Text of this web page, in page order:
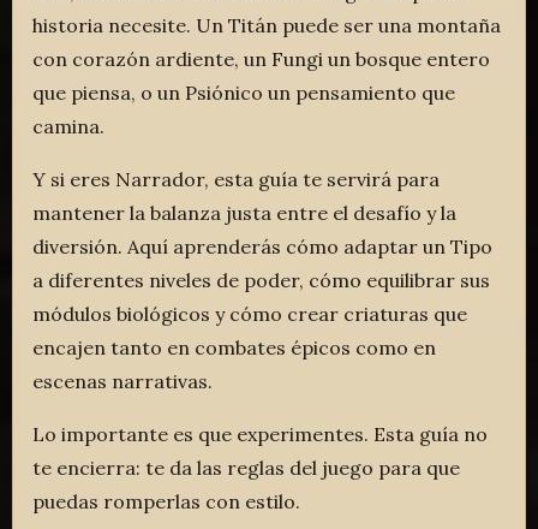
historia necesite. Un Titán puede ser una montaña
con corazón ardiente, un Fungi un bosque entero
que piensa, o un Psiónico un pensamiento que
camina.
Y si eres Narrador, esta guía te servirá para
mantener la balanza justa entre el desafío y la
diversión. Aquí aprenderás cómo adaptar un Tipo
a diferentes niveles de poder, cómo equilibrar sus
módulos biológicos y cómo crear criaturas que
encajen tanto en combates épicos como en
escenas narrativas.
Lo importante es que experimentes. Esta guía no
te encierra: te da las reglas del juego para que
puedas romperlas con estilo.